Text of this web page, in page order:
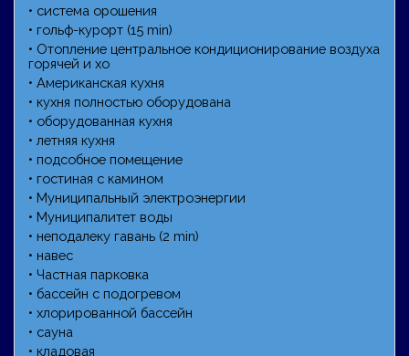
• система орошения
• гольф-курорт (15 min)
• Отопление центральное кондиционирование воздуха
горячей и хо
• Американская кухня
• кухня полностью оборудована
• оборудованная кухня
• летняя кухня
• подсобное помещение
• гостиная с камином
• Муниципальный электроэнергии
• Муниципалитет воды
• неподалеку гавань (2 min)
• навес
• Частная парковка
• бассейн с подогревом
• хлорированной бассейн
• сауна
• кладовая